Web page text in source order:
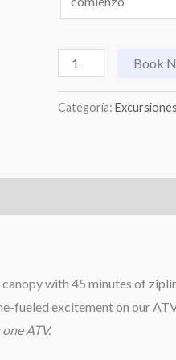
Book
Categoría:Excursiones
with 45 minutes of
fueled excitement on our
ATV.